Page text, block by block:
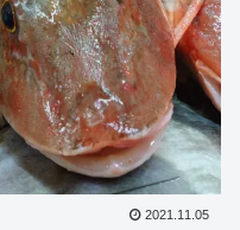
2021.11.05